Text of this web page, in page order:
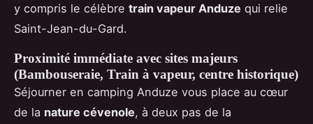
y compris le célèbre train vapeur Anduze qui relie
Saint-Jean-du-Gard.
Proximité immédiate avec sites majeurs
(Bambouseraie, Train à vapeur, centre historique)
Séjourner en camping Anduze vous place au cœur
de la nature cévenole, à deux pas de la